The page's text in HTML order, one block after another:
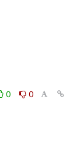
0
0